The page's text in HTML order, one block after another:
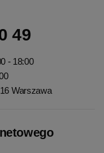
49
- 18:00
Warszawa